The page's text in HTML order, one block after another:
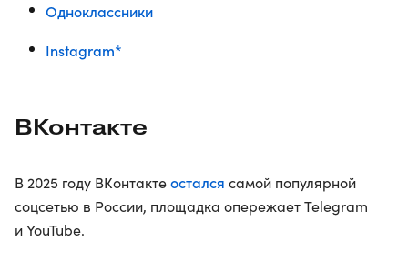
Одноклассники
Instagram*
ВКонтакте
В 2025 году ВКонтактеостался самой популярной
соцсетью в России, площадка опережает Telegram
и YouTube.